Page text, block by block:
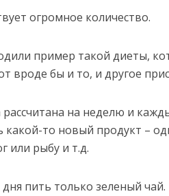
огромное количество.
пример такой диеты,
вроде бы и то, и другое
рассчитана на неделю и
какой-то новый продукт –
или рыбу и т.д.
пить только зеленый